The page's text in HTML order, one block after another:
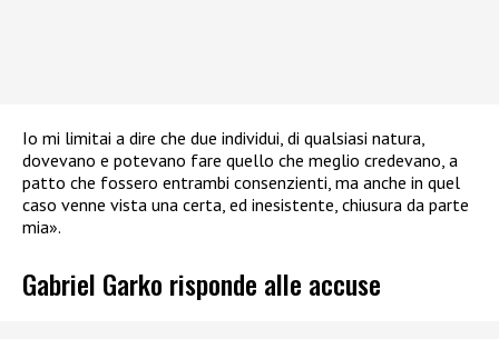
Io mi limitai a dire che due individui, di qualsiasi natura,
dovevano e potevano fare quello che meglio credevano, a
patto che fossero entrambi consenzienti, ma anche in quel
caso venne vista una certa, ed inesistente, chiusura da parte
mia».
Gabriel Garko risponde alle accuse